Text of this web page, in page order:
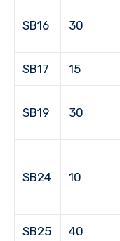
SB16 30
SB17 15
SB19 30
SB24 10
SB25 40